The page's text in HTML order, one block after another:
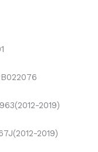
2019)
2019)